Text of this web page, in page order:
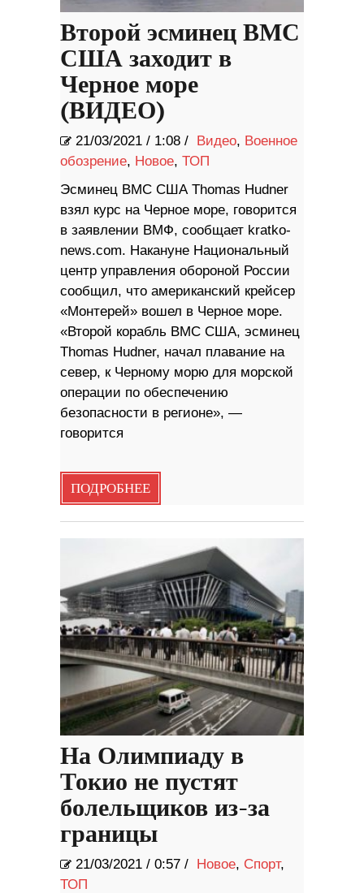
Второй эсминец ВМС
США заходит в
Черное море
(ВИДЕО)
21/03/2021 / 1:08 / Видео, Военное
обозрение, Новое, ТОП
Эсминец ВМС США Thomas Hudner
взял курс на Черное море, говорится
в заявлении ВМФ, сообщает kratko-
news.com. Накануне Национальный
центр управления обороной России
сообщил, что американский крейсер
«Монтерей» вошел в Черное море.
«Второй корабль ВМС США, эсминец
Thomas Hudner, начал плавание на
север, к Черному морю для морской
операции по обеспечению
безопасности в регионе», —
говорится
ПОДРОБНЕЕ
На Олимпиаду в
Токио не пустят
болельщиков из-за
границы
21/03/2021 / 0:57 / Новое, Спорт,
ТОП